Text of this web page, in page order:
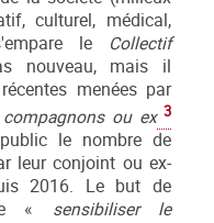
culturel, médical,
le Collectif
nouveau, mais il
menées par
ou ex3
le nombre de
leur conjoint ou ex-
2016. Le but de
« sensibiliser le